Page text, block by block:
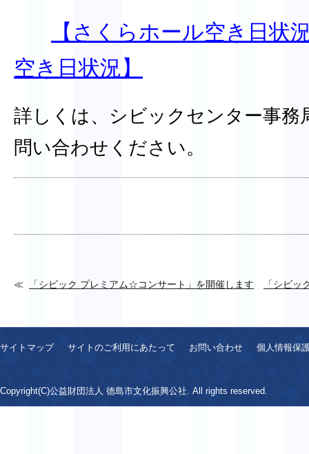
【さくらホール空き日状
空き日状況】
詳しくは、シビックセンター事務
問い合わせください。
「シビック プレミアム☆コンサート」を開催します 「シビ
サイトマップ サイトのご利用にあたって お問い合わせ 個人情報保
Copyright(C)公益財団法人 徳島市文化振興公社. All rights reserved.